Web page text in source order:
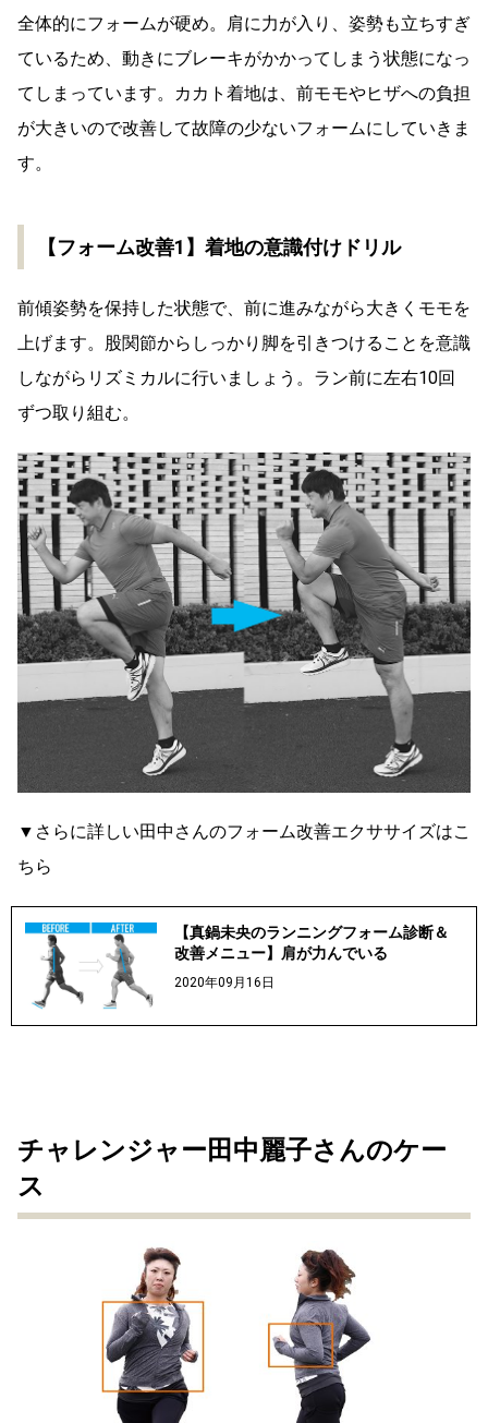
全体的にフォームが硬め。肩に力が入り、姿勢も立ちすぎ
ているため、動きにブレーキがかかってしまう状態になっ
てしまっています。カカト着地は、前モモやヒザへの負担
が大きいので改善して故障の少ないフォームにしていきま
す。
【フォーム改善1】着地の意識付けドリル
前傾姿勢を保持した状態で、前に進みながら大きくモモを
上げます。股関節からしっかり脚を引きつけることを意識
しながらリズミカルに行いましょう。ラン前に左右10回
ずつ取り組む。
▼さらに詳しい田中さんのフォーム改善エクササイズはこ
ちら
【真鍋未央のランニングフォーム診断＆
改善メニュー】肩が力んでいる
2020年09月16日
チャレンジャー田中麗子さんのケー
ス